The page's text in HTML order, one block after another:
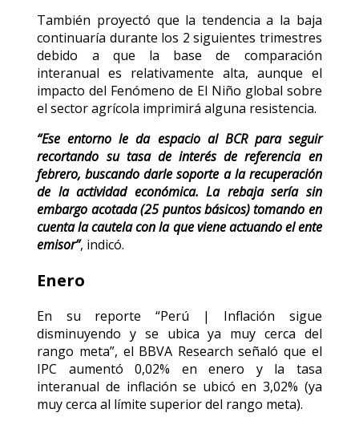
También proyectó que la tendencia a la baja
continuaría durante los 2 siguientes trimestres
debido a que la base de comparación
interanual es relativamente alta, aunque el
impacto del Fenómeno de El Niño global sobre
el sector agrícola imprimirá alguna resistencia.
“Ese entorno le da espacio al BCR para seguir
recortando su tasa de interés de referencia en
febrero, buscando darle soporte a la recuperación
de la actividad económica. La rebaja sería sin
embargo acotada (25 puntos básicos) tomando en
cuenta la cautela con la que viene actuando el ente
emisor”, indicó.
Enero
En su reporte “Perú | Inflación sigue
disminuyendo y se ubica ya muy cerca del
rango meta”, el BBVA Research señaló que el
IPC aumentó 0,02% en enero y la tasa
interanual de inflación se ubicó en 3,02% (ya
muy cerca al límite superior del rango meta).